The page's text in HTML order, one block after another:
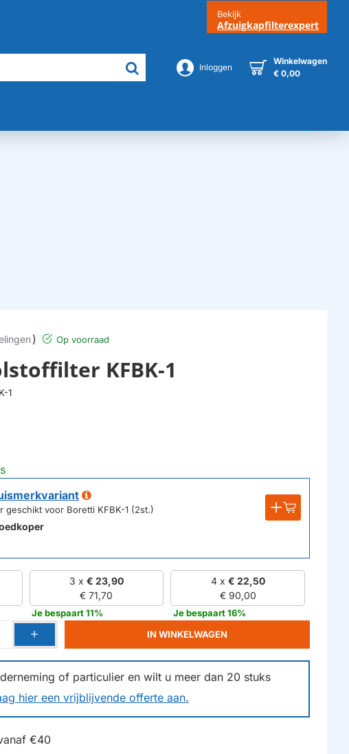
Bekijk
Afzuigkapfilterexpert
Inloggen
Winkelwagen
€ 0,00
KFBK-1
1
) Op voorraad
geschikt voor Boretti KFBK-1 (2st.)
3 x € 23,90
€ 71,70
Je bespaart 11%
4 x € 22,50
€ 90,00
Je bespaart 16%
of particulier en wilt u meer dan 20 stuks
hier een vrijblijvende offerte aan.
IN WINKELWAGEN
€40